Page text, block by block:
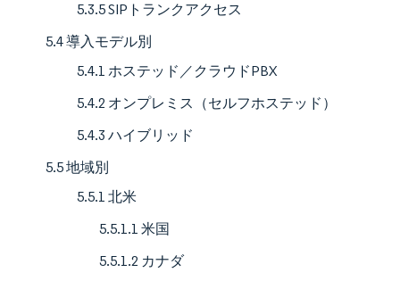
5.3.5 SIPトランクアクセス
5.4 導入モデル別
5.4.1 ホステッド／クラウドPBX
5.4.2 オンプレミス（セルフホステッド）
5.4.3 ハイブリッド
5.5 地域別
5.5.1 北米
5.5.1.1 米国
5.5.1.2 カナダ